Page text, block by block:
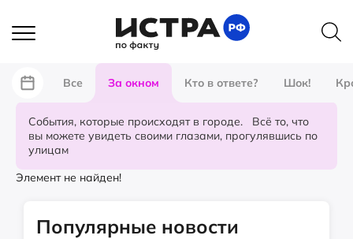
Все За окном Кто в ответе? Шок!
События, которые происходят в городе. Всё то, что
вы можете увидеть своими глазами, прогулявшись по
улицам
Элемент не найден!
Популярные новости